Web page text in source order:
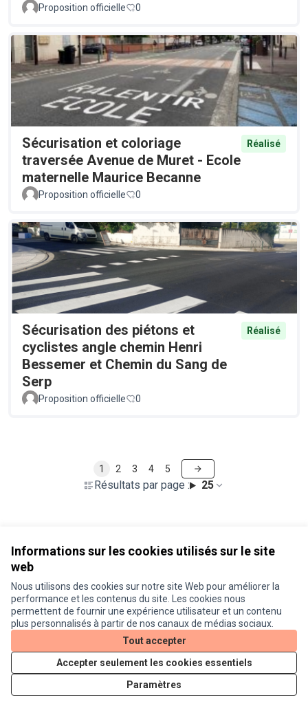
Informations sur les cookies utilisés sur le site
web
Nous utilisons des cookies sur notre site Web pour améliorer la
performance et les contenus du site. Les cookies nous
permettent de fournir une expérience utilisateur et un contenu
plus personnalisés à partir de nos canaux de médias sociaux.
Tout accepter
Accepter seulement les cookies essentiels
Paramètres
Proposition officielle 0
Sécurisation et coloriage
traversée Avenue de Muret - Ecole
maternelle Maurice Becanne
Réalisé
Proposition officielle 0
Sécurisation des piétons et
cyclistes angle chemin Henri
Bessemer et Chemin du Sang de
Serp
Réalisé
Proposition officielle 0
Résultats par page : 25
1 2 3 4 5
Conditions d'utilisation
Paramètres des cookies
Je participe ! sur X
(Lien externe)
Je participe ! sur Facebook
Je participe ! sur Instagram
Site réalisé grâce aulogiciel libre Decidim .
Licence
(Lien